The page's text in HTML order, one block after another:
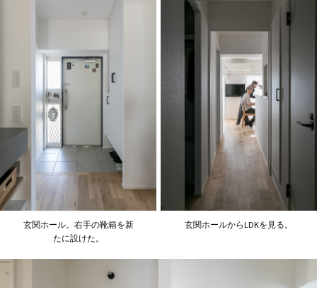
玄関ホール。右手の靴箱を新
たに設けた。
玄関ホールからLDKを見る。